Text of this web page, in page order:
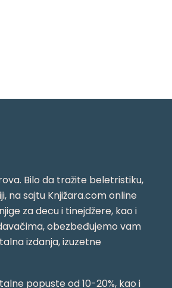
Bilo da tražite beletristiku,
na sajtu Knjižara.com online
za decu i tinejdžere, kao i
obezbeđujemo vam
izdanja, izuzetne
popuste od 10-20%, kao i